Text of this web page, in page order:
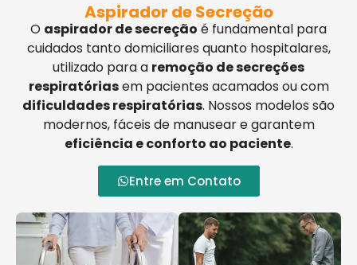
Aspirador de Secreção
O aspirador de secreção é fundamental para
cuidados tanto domiciliares quanto hospitalares,
utilizado para a remoção de secreções
respiratóriasem pacientes acamados ou com
dificuldades respiratórias. Nossos modelos são
modernos, fáceis de manusear e garantem
eficiência e conforto ao paciente.
Entre em Contato